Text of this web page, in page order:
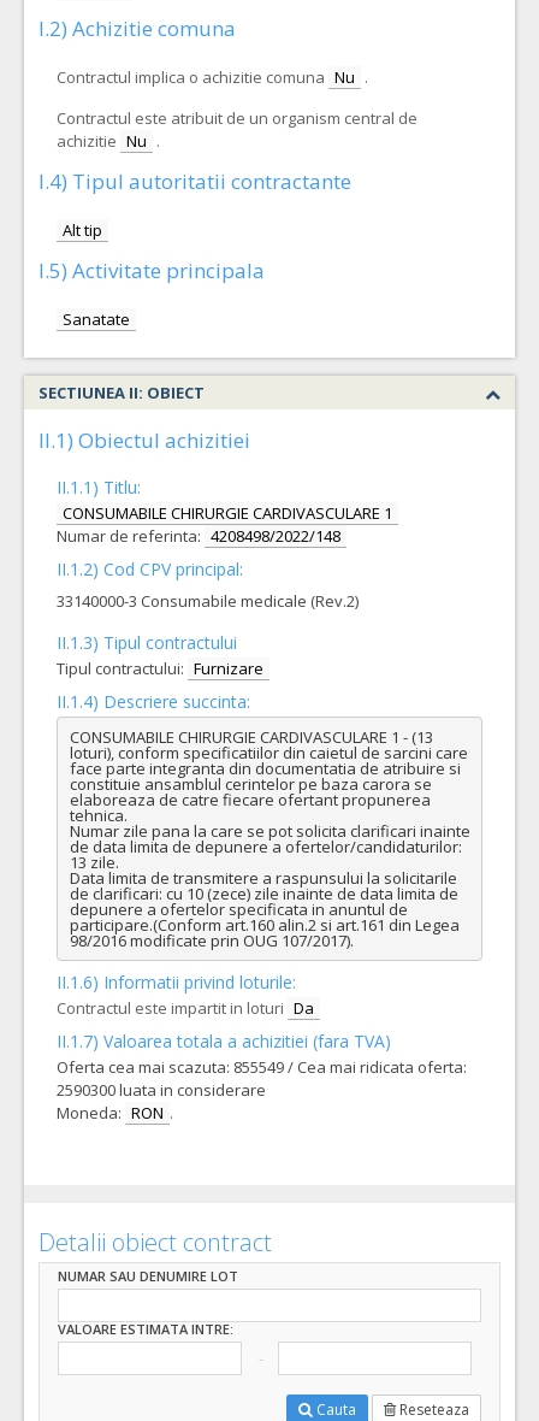
I.2) Achizitie comuna
Contractul implica o achizitie comuna Nu .
Contractul este atribuit de un organism central de
achizitie Nu .
I.4) Tipul autoritatii contractante
Alt tip
I.5) Activitate principala
Sanatate
SECTIUNEA II: OBIECT
II.1) Obiectul achizitiei
II.1.1) Titlu:
CONSUMABILE CHIRURGIE CARDIVASCULARE 1
Numar de referinta: 4208498/2022/148
II.1.2) Cod CPV principal:
33140000-3 Consumabile medicale (Rev.2)
II.1.3) Tipul contractului
Tipul contractului: Furnizare
II.1.4) Descriere succinta:
CONSUMABILE CHIRURGIE CARDIVASCULARE 1 - (13
loturi), conform specificatiilor din caietul de sarcini care
face parte integranta din documentatia de atribuire si
constituie ansamblul cerintelor pe baza carora se
elaboreaza de catre fiecare ofertant propunerea
tehnica.
Numar zile pana la care se pot solicita clarificari inainte
de data limita de depunere a ofertelor/candidaturilor:
13 zile.
Data limita de transmitere a raspunsului la solicitarile
de clarificari: cu 10 (zece) zile inainte de data limita de
depunere a ofertelor specificata in anuntul de
participare.(Conform art.160 alin.2 si art.161 din Legea
98/2016 modificate prin OUG 107/2017).
II.1.6) Informatii privind loturile:
Contractul este impartit in loturi Da
II.1.7) Valoarea totala a achizitiei (fara TVA)
Oferta cea mai scazuta: 855549 / Cea mai ridicata oferta:
2590300 luata in considerare
Moneda: RON .
Detalii obiect contract
NUMAR SAU DENUMIRE LOT
VALOARE ESTIMATA INTRE:
Cauta Reseteaza